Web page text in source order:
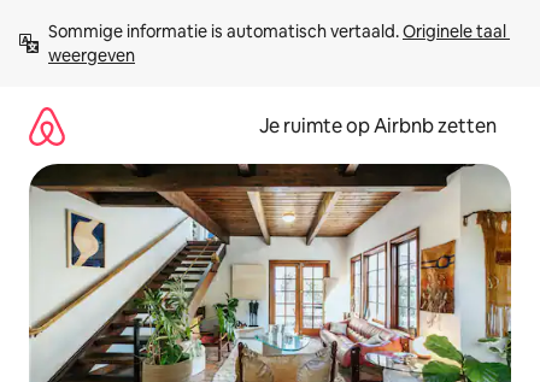
direct
naar
Sommige informatie is automatisch vertaald. Originele taal
weergeven
Je ruimte op Airbnb zetten